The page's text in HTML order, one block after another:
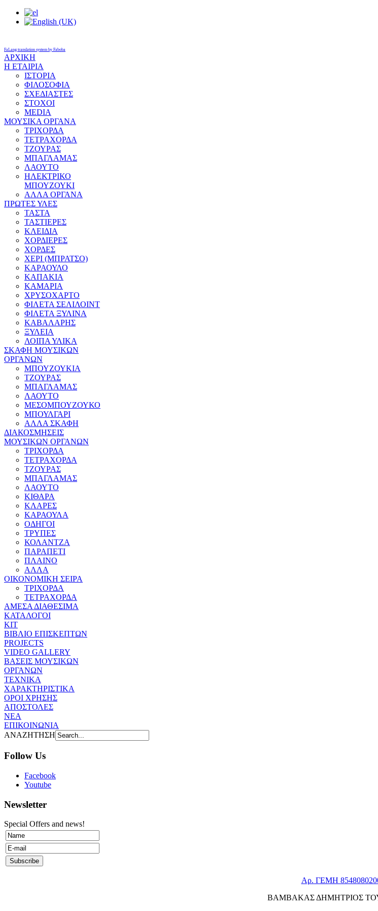
FaLang translation system by Faboba
ΑΡΧΙΚΗ
Η ΕΤΑΙΡΙΑ
ΙΣΤΟΡΙΑ
ΦΙΛΟΣΟΦΙΑ
ΣΧΕΔΙΑΣΤΕΣ
ΣΤΟΧΟΙ
MEDIA
ΜΟΥΣΙΚΑ ΟΡΓΑΝΑ
ΤΡΙΧΟΡΔΑ
ΤΕΤΡΑΧΟΡΔΑ
ΤΖΟΥΡΑΣ
ΜΠΑΓΛΑΜΑΣ
ΛΑΟΥΤΟ
ΗΛΕΚΤΡΙΚΟ
ΜΠΟΥΖΟΥΚΙ
ΑΛΛΑ ΟΡΓΑΝΑ
ΠΡΩΤΕΣ ΥΛΕΣ
ΤΑΣΤΑ
ΤΑΣΤΙΕΡΕΣ
ΚΛΕΙΔΙΑ
ΧΟΡΔΙΕΡΕΣ
ΧΟΡΔΕΣ
ΧΕΡΙ (ΜΠΡΑΤΣΟ)
ΚΑΡΑΟΥΛΟ
ΚΑΠΑΚΙΑ
ΚΑΜΑΡΙΑ
ΧΡΥΣΟΧΑΡΤΟ
ΦΙΛΕΤΑ ΣΕΛΙΛΟΙΝΤ
ΦΙΛΕΤΑ ΞΥΛΙΝΑ
ΚΑΒΑΛΑΡΗΣ
ΞΥΛΕΙΑ
ΛΟΙΠΑ ΥΛΙΚΑ
ΣΚΑΦΗ ΜΟΥΣΙΚΩΝ
ΟΡΓΑΝΩΝ
ΜΠΟΥΖΟΥΚΙΑ
ΤΖΟΥΡΑΣ
ΜΠΑΓΛΑΜΑΣ
ΛΑΟΥΤΟ
ΜΕΣΟΜΠΟΥΖΟΥΚΟ
ΜΠΟΥΛΓΑΡΙ
ΑΛΛΑ ΣΚΑΦΗ
ΔΙΑΚΟΣΜΗΣΕΙΣ
ΜΟΥΣΙΚΩΝ ΟΡΓΑΝΩΝ
ΤΡΙΧΟΡΔΑ
ΤΕΤΡΑΧΟΡΔΑ
ΤΖΟΥΡΑΣ
ΜΠΑΓΛΑΜΑΣ
ΛΑΟΥΤΟ
ΚΙΘΑΡΑ
ΚΛΑΡΕΣ
ΚΑΡΑΟΥΛΑ
ΟΔΗΓΟΙ
ΤΡΥΠΕΣ
ΚΟΛΑΝΤΖΑ
ΠΑΡΑΠΕΤΙ
ΠΛΑΙΝΟ
ΑΛΛΑ
ΟΙΚΟΝΟΜΙΚΗ ΣΕΙΡΑ
ΤΡΙΧΟΡΔΑ
ΤΕΤΡΑΧΟΡΔΑ
ΑΜΕΣΑ ΔΙΑΘΕΣΙΜΑ
ΚΑΤΑΛΟΓΟΙ
ΚΙΤ
ΒΙΒΛΙΟ ΕΠΙΣΚΕΠΤΩΝ
PROJECTS
VIDEO GALLERY
ΒΑΣΕΙΣ ΜΟΥΣΙΚΩΝ
ΟΡΓΑΝΩΝ
ΤΕΧΝΙΚΑ
ΧΑΡΑΚΤΗΡΙΣΤΙΚΑ
ΟΡΟΙ ΧΡΗΣΗΣ
AΠOΣΤΟΛΕΣ
ΝΕΑ
ΕΠΙΚΟΙΝΩΝΙΑ
ΑΝΑΖΗΤΗΣΗ
Follow Us
Facebook
Youtube
Newsletter
Special Offers and news!
Αρ. ΓΕΜΗ
ΒΑΜΒΑΚΑΣ ΔΗΜΗΤΡΙΟΣ